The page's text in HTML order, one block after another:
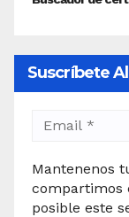
Suscríbete
Mantenenos
compartimos
posible este